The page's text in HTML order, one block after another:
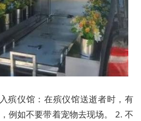
殡仪馆：在殡仪馆送逝者时，有
例如不要带着宠物去现场。 2. 不